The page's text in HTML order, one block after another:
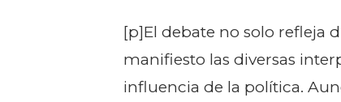
[p]El debate no solo refleja
manifiesto las diversas
influencia de la política.